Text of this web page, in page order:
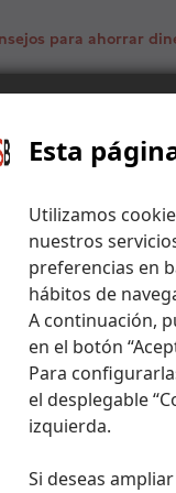
Esta
Utilizamos
nuestros
preferencias en
hábitos de
A continuación,
en el botón
Para
el desplegable
izquierda.
Si deseas
para ahorrar
a Asia con un